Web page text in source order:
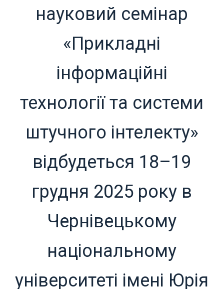
науковий семінар
«Прикладні
інформаційні
технології та системи
штучного інтелекту»
відбудеться 18–19
грудня 2025 року в
Чернівецькому
національному
університеті імені Юрія